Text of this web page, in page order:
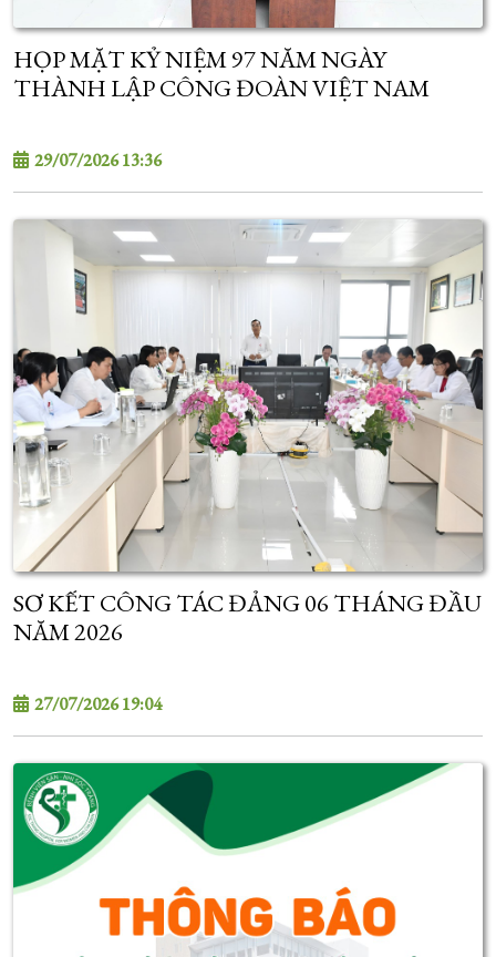
HỌP MẶT KỶ NIỆM 97 NĂM NGÀY
THÀNH LẬP CÔNG ĐOÀN VIỆT NAM
29/07/2026 13:36
SƠ KẾT CÔNG TÁC ĐẢNG 06 THÁNG ĐẦU
NĂM 2026
27/07/2026 19:04